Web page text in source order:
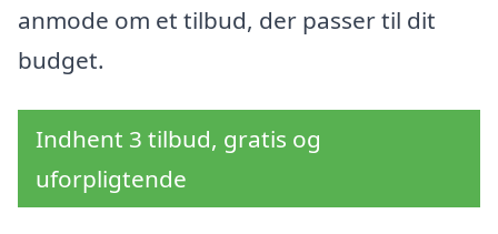
anmode om et tilbud, der passer til dit
budget.
Indhent 3 tilbud, gratis og
uforpligtende